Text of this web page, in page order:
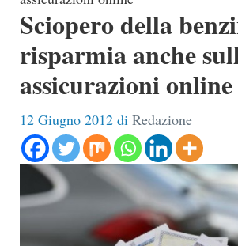
Sciopero della
risparmia anche
assicurazioni online
12 Giugno 2012 di Redazione